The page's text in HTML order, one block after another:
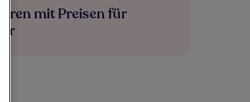
mit Preisen für